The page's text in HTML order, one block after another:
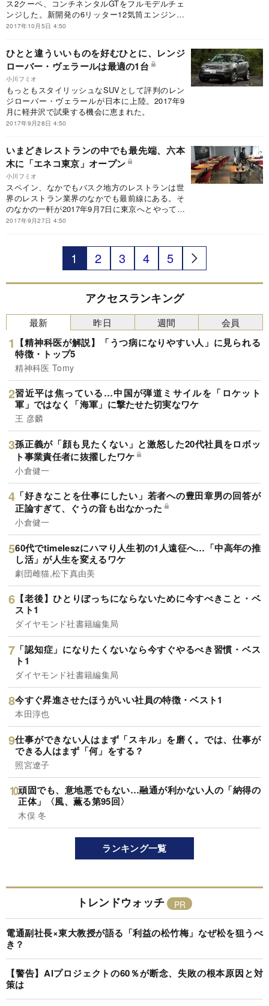
ス2クーペ、コンチネンタルGTをフルモデルチェ
ンジした。新開発の6リッター12気筒エンジン搭
載で、質感もぐっと向上したのが特徴だという。
2017年10月5日 4:50
ひとと違ういいものを好むひとに、レンジ
ローバー・ヴェラールは最適の1台
小川フミオ
もっともスタイリッシュなSUVとして評判のレン
ジローバー・ヴェラールが日本に上陸。2017年9
月に軽井沢で試乗する機会に恵まれた。
2017年9月28日 4:50
いまどきレストランの中でも最先端、六本
木に「エネコ東京」オープン
小川フミオ
スペイン、なかでもバスク地方のレストランは世
界のレストラン業界のなかでも最前線にある。そ
のなかの一軒が2017年9月7日に東京へとやってき
た。
2017年9月27日 4:50
1 2 3 4 5
アクセスランキング
最新
【精神科医が解説】「うつ病になりやすい人」に見られる
特徴・トップ5
精神科医 Tomy
習近平は焦っている…中国が弾道ミサイルを「ロケット
軍」ではなく「海軍」に撃たせた切実なワケ
王 彦麟
孫正義が「顔も見たくない」と激怒した20代社員をロボッ
ト事業責任者に抜擢したワケ
小倉健一
「好きなことを仕事にしたい」若者への豊田章男の回答が
正論すぎて、ぐうの音も出なかった
小倉健一
60代でtimeleszにハマり人生初の1人遠征へ…「中高年の推
し活」が人生を変えるワケ
劇団雌猫,松下真由美
【老後】ひとりぼっちにならないために今すべきこと・ベ
スト1
ダイヤモンド社書籍編集局
「認知症」になりたくないなら今すぐやるべき習慣・ベス
ト1
ダイヤモンド社書籍編集局
今すぐ昇進させたほうがいい社員の特徴・ベスト1
本田淳也
仕事ができない人はまず「スキル」を磨く。では、仕事が
できる人はまず「何」をする？
照宮遼子
頑固でも、意地悪でもない…融通が利かない人の「納得の
正体」〈風、薫る第95回〉
木俣 冬
昨日 週間 会員
ランキング一覧
トレンドウォッチ
電通副社長×東大教授が語る「利益の松竹梅」なぜ松を狙うべ
き？
【警告】AIプロジェクトの60％が断念、失敗の根本原因と対
策は